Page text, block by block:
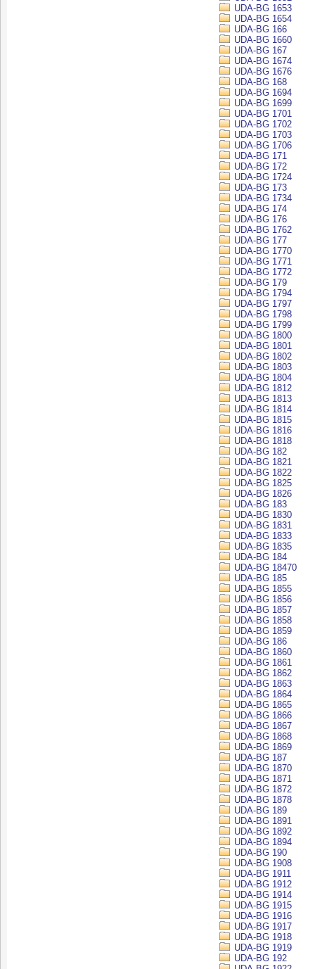
UDA-BG 1653
UDA-BG 1654
UDA-BG 166
UDA-BG 1660
UDA-BG 167
UDA-BG 1674
UDA-BG 1676
UDA-BG 168
UDA-BG 1694
UDA-BG 1699
UDA-BG 1701
UDA-BG 1702
UDA-BG 1703
UDA-BG 1706
UDA-BG 171
UDA-BG 172
UDA-BG 1724
UDA-BG 173
UDA-BG 1734
UDA-BG 174
UDA-BG 176
UDA-BG 1762
UDA-BG 177
UDA-BG 1770
UDA-BG 1771
UDA-BG 1772
UDA-BG 179
UDA-BG 1794
UDA-BG 1797
UDA-BG 1798
UDA-BG 1799
UDA-BG 1800
UDA-BG 1801
UDA-BG 1802
UDA-BG 1803
UDA-BG 1804
UDA-BG 1812
UDA-BG 1813
UDA-BG 1814
UDA-BG 1815
UDA-BG 1816
UDA-BG 1818
UDA-BG 182
UDA-BG 1821
UDA-BG 1822
UDA-BG 1825
UDA-BG 1826
UDA-BG 183
UDA-BG 1830
UDA-BG 1831
UDA-BG 1833
UDA-BG 1835
UDA-BG 184
UDA-BG 18470
UDA-BG 185
UDA-BG 1855
UDA-BG 1856
UDA-BG 1857
UDA-BG 1858
UDA-BG 1859
UDA-BG 186
UDA-BG 1860
UDA-BG 1861
UDA-BG 1862
UDA-BG 1863
UDA-BG 1864
UDA-BG 1865
UDA-BG 1866
UDA-BG 1867
UDA-BG 1868
UDA-BG 1869
UDA-BG 187
UDA-BG 1870
UDA-BG 1871
UDA-BG 1872
UDA-BG 1878
UDA-BG 189
UDA-BG 1891
UDA-BG 1892
UDA-BG 1894
UDA-BG 190
UDA-BG 1908
UDA-BG 1911
UDA-BG 1912
UDA-BG 1914
UDA-BG 1915
UDA-BG 1916
UDA-BG 1917
UDA-BG 1918
UDA-BG 1919
UDA-BG 192